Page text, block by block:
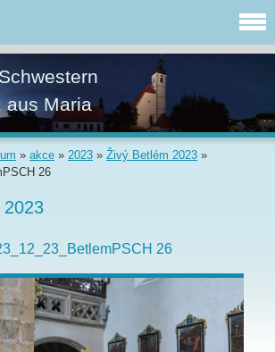
aus Maria
» akce » 2023 » Živý Betlém 2023 »
26
2023
26